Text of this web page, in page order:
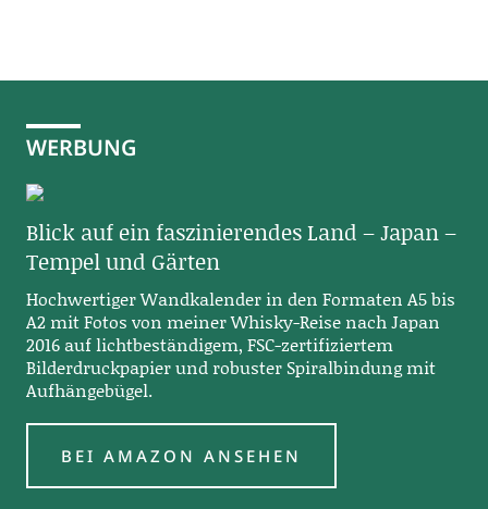
WERBUNG
Blick auf ein faszinierendes Land – Japan –
Tempel und Gärten
Hochwertiger Wandkalender in den Formaten A5 bis
A2 mit Fotos von meiner Whisky-Reise nach Japan
2016 auf lichtbeständigem, FSC-zertifiziertem
Bilderdruckpapier und robuster Spiralbindung mit
Aufhängebügel.
BEI AMAZON ANSEHEN